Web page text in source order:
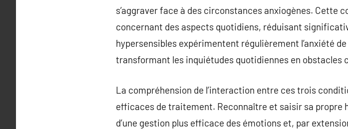
s’aggraver face à des circonstances anxiogènes. Cette
concernant des aspects quotidiens, réduisant
hypersensibles expérimentent régulièrement l’anxiété
transformant les inquiétudes quotidiennes en obstacles
La compréhension de l’interaction entre ces trois
efficaces de traitement. Reconnaître et saisir sa
d’une gestion plus efficace des émotions et, par